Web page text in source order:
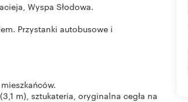
Wyspa Słodowa.
Przystanki autobusowe i
m), sztukateria, oryginalna cegła na